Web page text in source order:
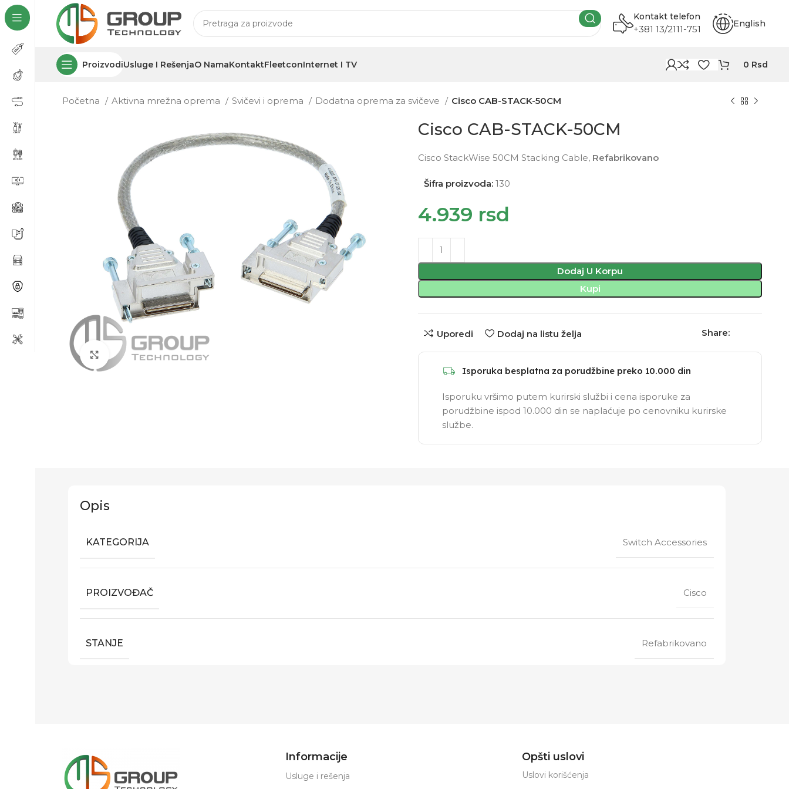
Kontakt telefon
+381 13/2111-751 English
ProizvodiUsluge I RešenjaO NamaKontaktFleetconInternet I TV 0 Rsd
Početna Aktivna mrežna oprema Svičevi i oprema Dodatna oprema za svičeve Cisco CAB-STACK-50CM
Click to enlarge
Cisco CAB-STACK-50CM
Cisco StackWise 50CM Stacking Cable, Refabrikovano
Šifra proizvoda: 130
4.939 rsd
Dodaj U Korpu
Kupi
Uporedi Dodaj na listu želja Share:
Isporuka besplatna za porudžbine preko 10.000 din
Isporuku vršimo putem kurirski službi i cena isporuke za
porudžbine ispod 10.000 din se naplaćuje po cenovniku kurirske
službe.
Opis
KATEGORIJA Switch Accessories
PROIZVOĐAČ Cisco
STANJE Refabrikovano
Informacije
Usluge i rešenja
Opšti uslovi
Uslovi korišćenja